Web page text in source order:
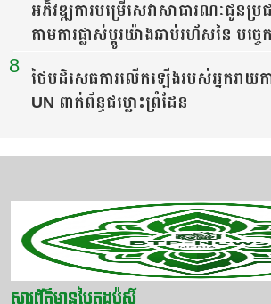
អភិវឌ្ឍការបម្រើសេវាសាធារណៈជូនប្រ
តាមការផ្លាស់ប្តូរយ៉ាងឆាប់រហ័សនៃ បច្ច
8
ថៃបដិសេធការលើកឡើងរបស់អ្នករា
UN ពាក់ព័ន្ធជម្លោះព្រំដែន
សារព័ត៌មានបៃតងប៉ុស្តិ៍